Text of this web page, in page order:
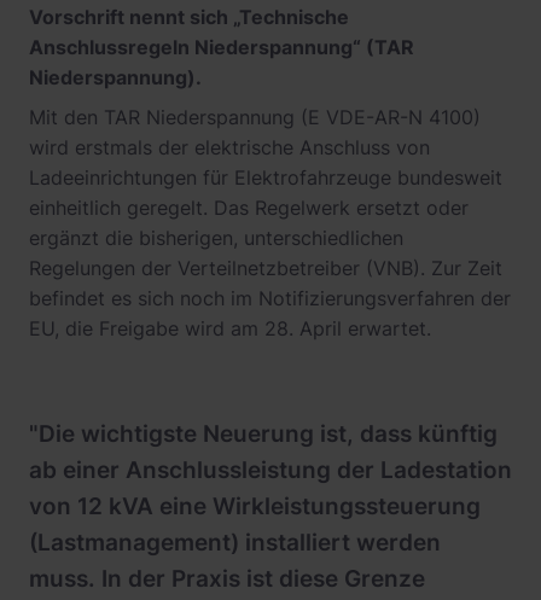
Vorschrift nennt sich „Technische
Anschlussregeln Niederspannung“ (TAR
Niederspannung).
Mit den TAR Niederspannung (E VDE-AR-N 4100)
wird erstmals der elektrische Anschluss von
Ladeeinrichtungen für Elektrofahrzeuge bundesweit
einheitlich geregelt. Das Regelwerk ersetzt oder
ergänzt die bisherigen, unterschiedlichen
Regelungen der Verteilnetzbetreiber (VNB). Zur Zeit
befindet es sich noch im Notifizierungsverfahren der
EU, die Freigabe wird am 28. April erwartet.
"Die wichtigste Neuerung ist, dass künftig
ab einer Anschlussleistung der Ladestation
von 12 kVA eine Wirkleistungssteuerung
(Lastmanagement) installiert werden
muss. In der Praxis ist diese Grenze